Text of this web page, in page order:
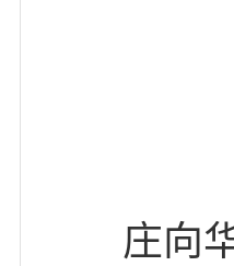
庄向